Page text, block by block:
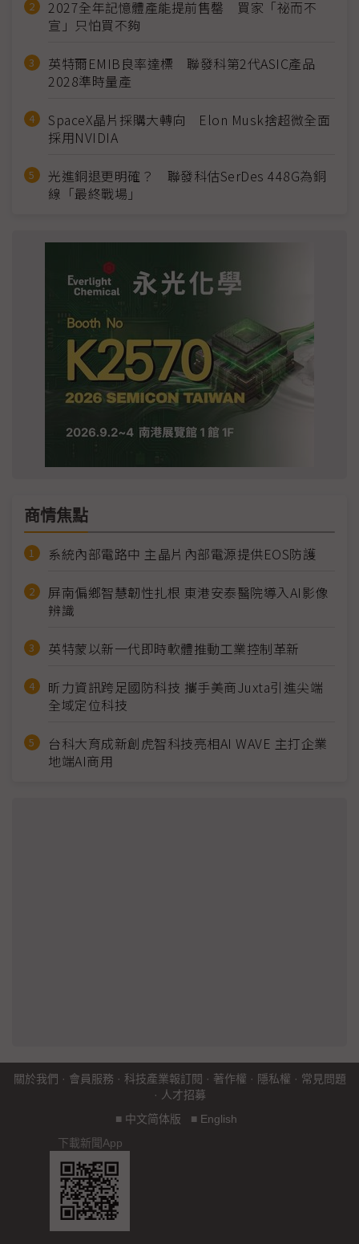
2027全年記憶體產能提前售罄 買家「祕而不
宣」只怕買不夠
英特爾EMIB良率達標 聯發科第2代ASIC產品
2028準時量產
SpaceX晶片採購大轉向 Elon Musk捨超微全面
採用NVIDIA
光進銅退更明確？ 聯發科估SerDes 448G為銅
線「最終戰場」
商情焦點
系統內部電路中 主晶片內部電源提供EOS防護
屏南偏鄉智慧韌性扎根 東港安泰醫院導入AI影像
辨識
英特蒙以新一代即時軟體推動工業控制革新
昕力資訊跨足國防科技 攜手美商Juxta引進尖端
全域定位科技
台科大育成新創虎智科技亮相AI WAVE 主打企業
地端AI商用
關於我們 · 會員服務 · 科技產業報訂閱 · 著作權 · 隱私權 · 常見問題
· 人才招募
■ 中文简体版 ■ English
下載新聞App